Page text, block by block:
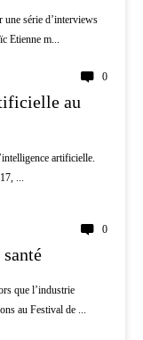
série d’interviews
Etienne m...
0
au
artificielle.
...
0
que l’industrie
au Festival de ...